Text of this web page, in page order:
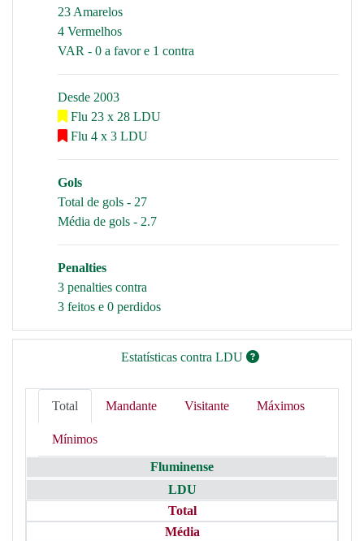
23 Amarelos
4 Vermelhos
VAR - 0 a favor e 1 contra
Desde 2003
Flu 23 x 28 LDU
Flu 4 x 3 LDU
Gols
Total de gols - 27
Média de gols - 2.7
Penalties
3 penalties contra
3 feitos e 0 perdidos
Estatísticas contra LDU
Total Mandante Visitante Máximos
Mínimos
Fluminense
LDU
Total
Média